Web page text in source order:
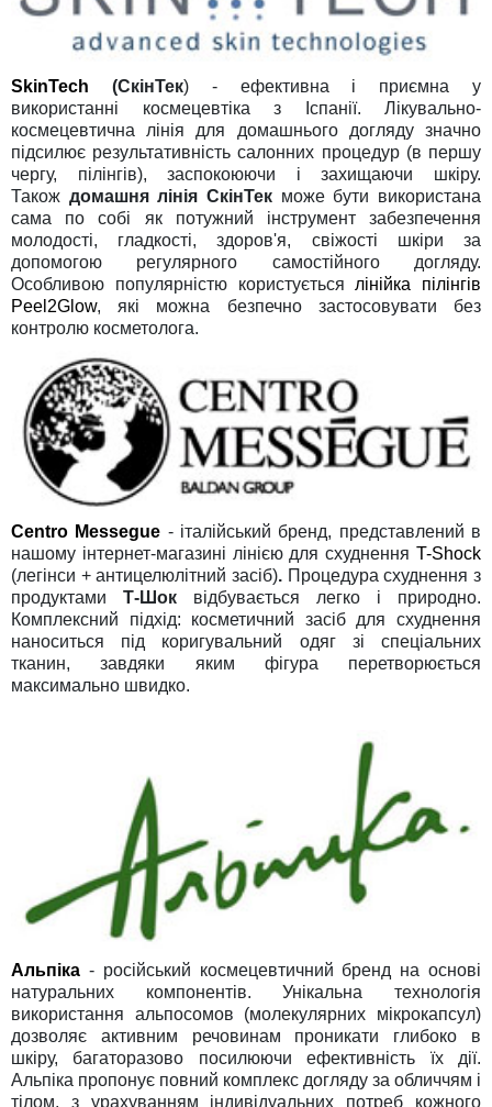
SkinTech (СкінТек) - ефективна і приємна у
використанні космецевтіка з Іспанії. Лікувально-
космецевтична лінія для домашнього догляду значно
підсилює результативність салонних процедур (в першу
чергу, пілінгів), заспокоюючи і захищаючи шкіру.
Також домашня лінія СкінТек може бути використана
сама по собі як потужний інструмент забезпечення
молодості, гладкості, здоров'я, свіжості шкіри за
допомогою регулярного самостійного догляду.
Особливою популярністю користується лінійка пілінгів
Peel2Glow, які можна безпечно застосовувати без
контролю косметолога.
Centro Messegue - італійський бренд, представлений в
нашому інтернет-магазині лінією для схуднення T-Shock
(легінси + антицелюлітний засіб). Процедура схуднення з
продуктами Т-Шок відбувається легко і природно.
Комплексний підхід: косметичний засіб для схуднення
наноситься під коригувальний одяг зі спеціальних
тканин, завдяки яким фігура перетворюється
максимально швидко.
Альпіка - російський космецевтичний бренд на основі
натуральних компонентів. Унікальна технологія
використання альпосомов (молекулярних мікрокапсул)
дозволяє активним речовинам проникати глибоко в
шкіру, багаторазово посилюючи ефективність їх дії.
Альпіка пропонує повний комплекс догляду за обличчям і
тілом, з урахуванням індивідуальних потреб кожного